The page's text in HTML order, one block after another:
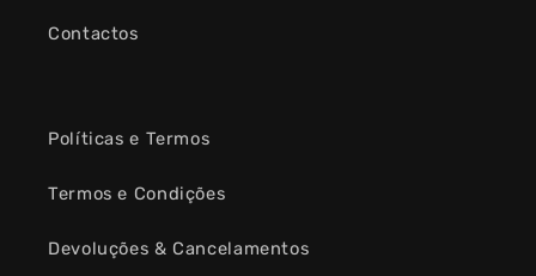
Contactos
Políticas e Termos
Termos e Condições
Devoluções & Cancelamentos